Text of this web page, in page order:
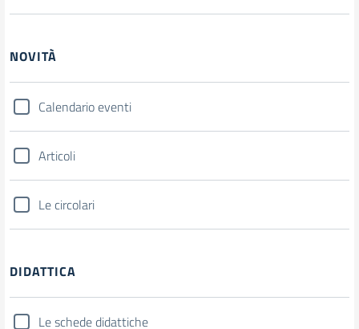
NOVITÀ
Calendario eventi
Articoli
Le circolari
DIDATTICA
Le schede didattiche